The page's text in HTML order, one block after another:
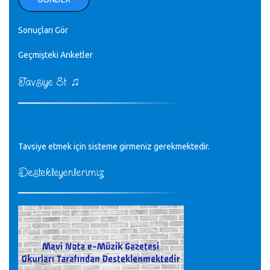
♪
sayın müfit bey bilgilerinizi kontrol edi 6440 sayılı cso
CÜNEYT BALKIZ - 15.11.2022
Sonuçları Gör
Geçmişteki Anketler
Tavsiye Et ♫
Tavsiye etmek için sisteme girmeniz gerekmektedir.
Destekleyenlerimiz